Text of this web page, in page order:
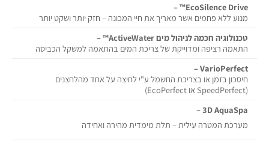
EcoSilence Drive™ –
מנוע ללא פחמים אשר מאריך את חיי המכונה – חזק יותר ושקט יותר
טכנולוגיה חכמה לניהול מים ActiveWater™ –
התאמה רציפה ומדוייקת של צריכת המים בהתאמה למשקל הכביסה
VarioPerfect –
חיסכון בזמן או בצריכת החשמל ע"י לחיצה על אחד מהלחצנים
(SpeedPerfect או EcoPerfect)
3D AquaSpa –
מערכת המטרה עילית – תלת מימדית מהירה ואחידה